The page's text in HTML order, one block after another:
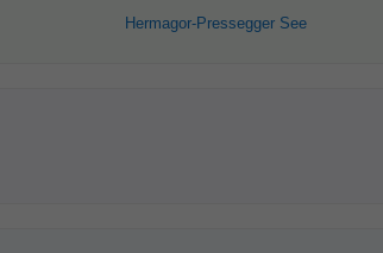
Hermagor-Pressegger See